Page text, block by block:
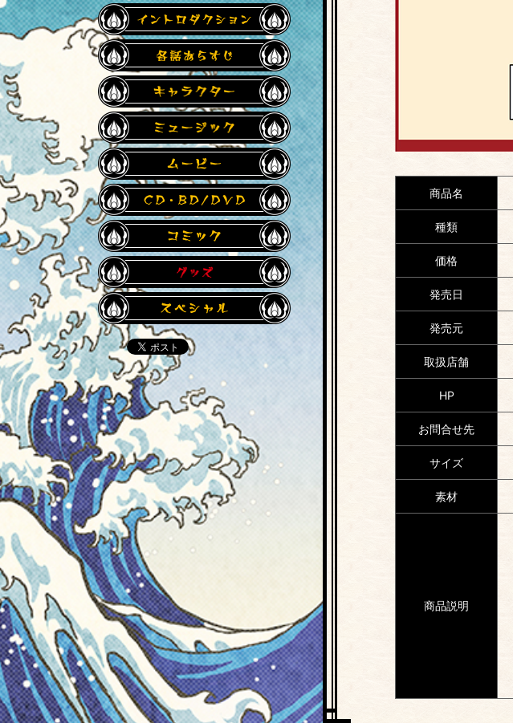
イントロダクション
各話あらすじ
キャラクター
ミュージック
ムービー
CD・BD/DVD
コミック
グッズ
スペシャル
商品名
種類
価格
発売日
発売元
取扱店舗
HP
お問合せ先
サイズ
素材
商品説明